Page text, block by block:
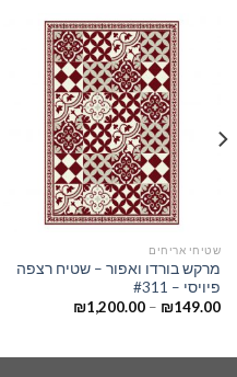
שטיחי אריחים
מרקש בורדו ואפור – שטיח רצפה
פיויסי – #311
₪149.00
–
₪1,200.00